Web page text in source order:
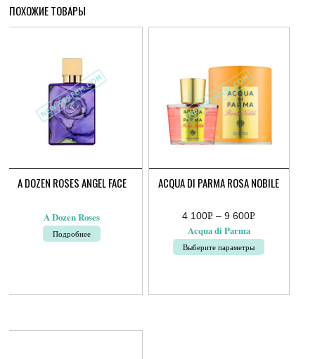
ПОХОЖИЕ ТОВАРЫ
A DOZEN ROSES ANGEL FACE
A Dozen Roses
Подробнее
ACQUA DI PARMA ROSA NOBILE
4 100Р
УБ.
– 9 600Р
Диапазон
100руб.
Acqua di Parma
Выберите параметры
имеет